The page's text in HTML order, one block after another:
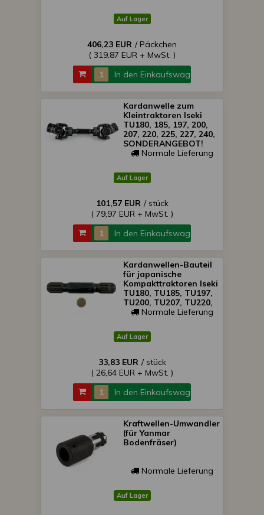
Auf Lager
406,23 EUR / Päckchen
( 319,87 EUR + MwSt. )
In den Einkaufswagen
Kardanwelle zum
Kleintraktoren Iseki
TU180, 185, 197, 200,
207, 220, 225, 227, 240,
SONDERANGEBOT!
Normale Lieferung
Auf Lager
101,57 EUR / stück
( 79,97 EUR + MwSt. )
In den Einkaufswagen
Kardanwellen-Bauteil
für japanische
Kompakttraktoren Iseki
TU180, TU185, TU197,
TU200, TU207, TU220,
TU225, TU227 und
Normale Lieferung
Auf Lager
33,83 EUR / stück
( 26,64 EUR + MwSt. )
In den Einkaufswagen
Kraftwellen-Umwandler
(für Yanmar
Bodenfräser)
Normale Lieferung
Auf Lager